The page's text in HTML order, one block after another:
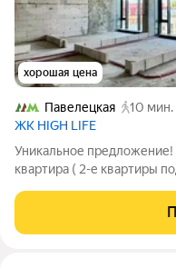
хорошая цена
Павелецкая
10 мин.
ЖК HIGH LIFE
Уникальное предложение!
квартира ( 2-е квартиры
подобных предложений,
воплотить самые смелые